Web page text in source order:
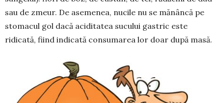
sau de zmeur. De asemenea, nucile nu se mănâncă pe
stomacul gol dacă aciditatea sucului gastric este
ridicată, fiind indicată consumarea lor doar după masă.